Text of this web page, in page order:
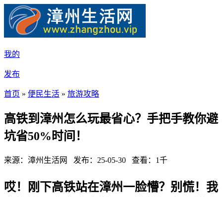
我的
发布
首页 » 便民生活 » 旅游攻略
高铁到漳州怎么玩最省心？手把手教你避
坑省50%时间！
来源：漳州生活网 发布：25-05-30 查看：1千
哎！刚下高铁站在漳州一脸懵？别慌！我